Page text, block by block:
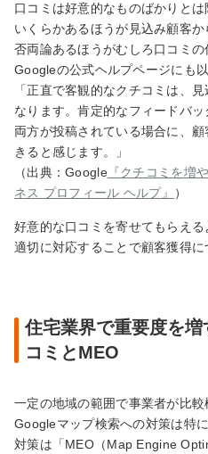
口コミは好意的なものばかりと
いくらかあるほうが見込み顧客
否両論あるほうがむしろ口コミの
Googleの公式ヘルプページにも
「正直で客観的なクチコミは、
なります。肯定的なフィードバ
両方が投稿されている場合に、
きると感じます。」
（出典：Google『クチコミを増
ネス プロフィール ヘルプ』
）
好意的な口コミを寄せてもらえ
適切に対応することで顧客獲得に
住宅業界で重要度を
コミとMEO
一定の地域の範囲で事業者が比較
Googleマップ検索への対策は特
対策は「MEO（Map Engine